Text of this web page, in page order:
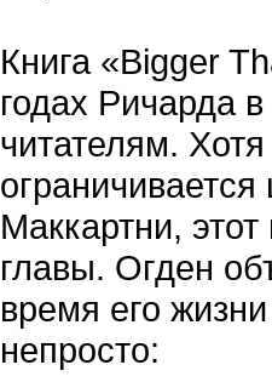
Книга «Bigger
годах Ричарда
читателям.
Маккартни,
главы. Огден
время его
непросто: